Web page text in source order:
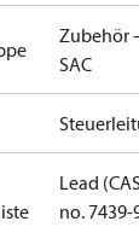
Zubehör
SAC
Lead
no. 7439-